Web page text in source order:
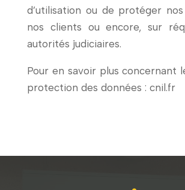
d’utilisation ou de protéger
nos clients ou encore, sur
autorités judiciaires.
Pour en savoir plus concernant
protection des données : cnil.fr